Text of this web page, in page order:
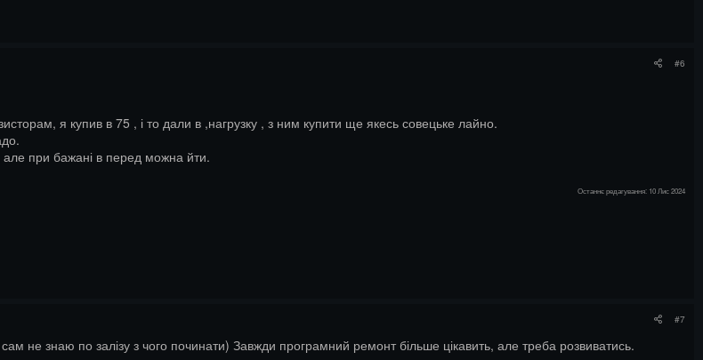
#6
я купив в 75 , і то дали в ,нагрузку , з ним купити ще якесь совецьке лайно.
але при бажані в перед можна йти.
Останнє редагування: 10 Лис 2024
#7
не знаю по залізу з чого починати) Завжди програмний ремонт більше цікавить, але треба розвиватись.